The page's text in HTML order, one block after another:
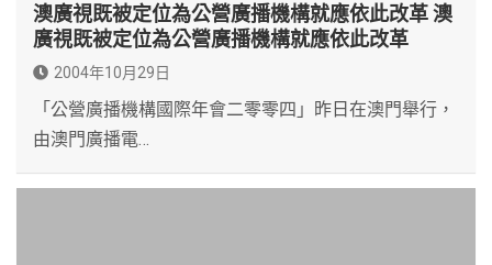
澳廣視既被定位為公營廣播機構就應依此改革 澳
廣視既被定位為公營廣播機構就應依此改革
2004年10月29日
「公營廣播機構國際年會二零零四」昨日在澳門舉行，
由澳門廣播電…